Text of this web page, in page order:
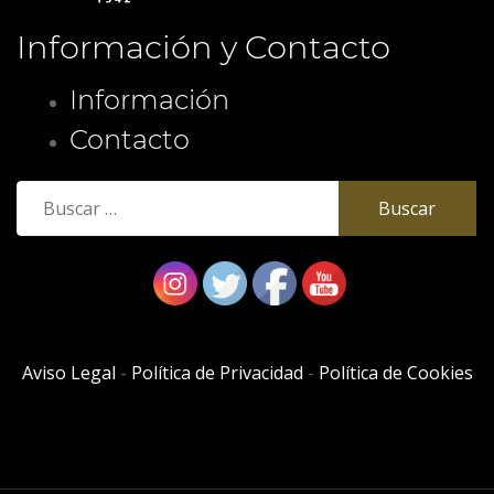
Información y Contacto
Información
Contacto
Buscar:
Aviso Legal - Política de Privacidad - Política de Cookies